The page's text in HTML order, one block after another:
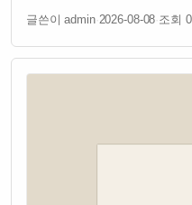
함께 슈퍼맨이 돌아왔다에 출
쓰여져 있는데 뒷부분은 잘
인플루언서로 활동한 바…
글쓴이 admin·2026-08-08·조회 0